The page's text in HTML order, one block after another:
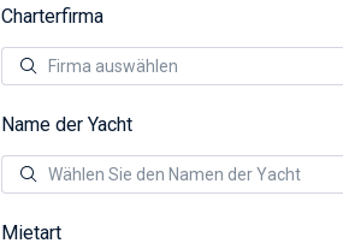
Charterfirma
Name der Yacht
Mietart